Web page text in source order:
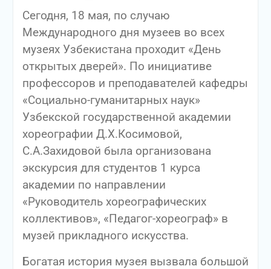
Сегодня, 18 мая, по случаю
Международного дня музеев во всех
музеях Узбекистана проходит «День
открытых дверей». По инициативе
профессоров и преподавателей кафедры
«Социально-гуманитарных наук»
Узбекской государственной академии
хореографии Д.Х.Косимовой,
С.А.Захидовой была организована
экскурсия для студентов 1 курса
академии по направлении
«Руководитель хореографических
коллективов», «Педагог-хореограф» в
музей прикладного искусства.
Богатая история музея вызвала большой